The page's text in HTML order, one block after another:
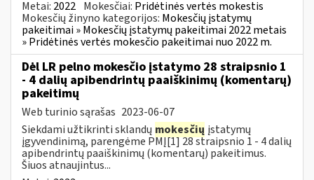
Metai: 2022 Mokesčiai: Pridėtinės vertės mokestis
Mokesčių žinyno kategorijos: Mokesčių įstatymų
pakeitimai » Mokesčių įstatymų pakeitimai 2022 metais
» Pridėtinės vertės mokesčio pakeitimai nuo 2022 m.
Dėl LR pelno mokesčio įstatymo 28 straipsnio 1
- 4 dalių apibendrintų paaiškinimų (komentarų)
pakeitimų
Web turinio sąrašas 2023-06-07
Siekdami užtikrinti sklandų mokesčių įstatymų
įgyvendinimą, parengėme PMĮ[1] 28 straipsnio 1 - 4 dalių
apibendrintų paaiškinimų (komentarų) pakeitimus.
Šiuos atnaujintus...